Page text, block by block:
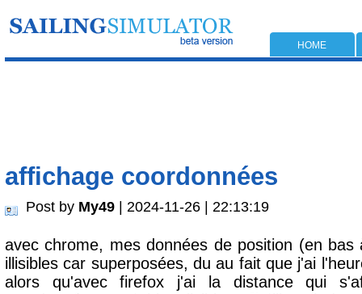
HOME
affichage coordonnées
Post by My49 | 2024-11-26 | 22:13:19
avec chrome, mes données de position (en
illisibles car superposées, du au fait que j'ai
alors qu'avec firefox j'ai la distance qui